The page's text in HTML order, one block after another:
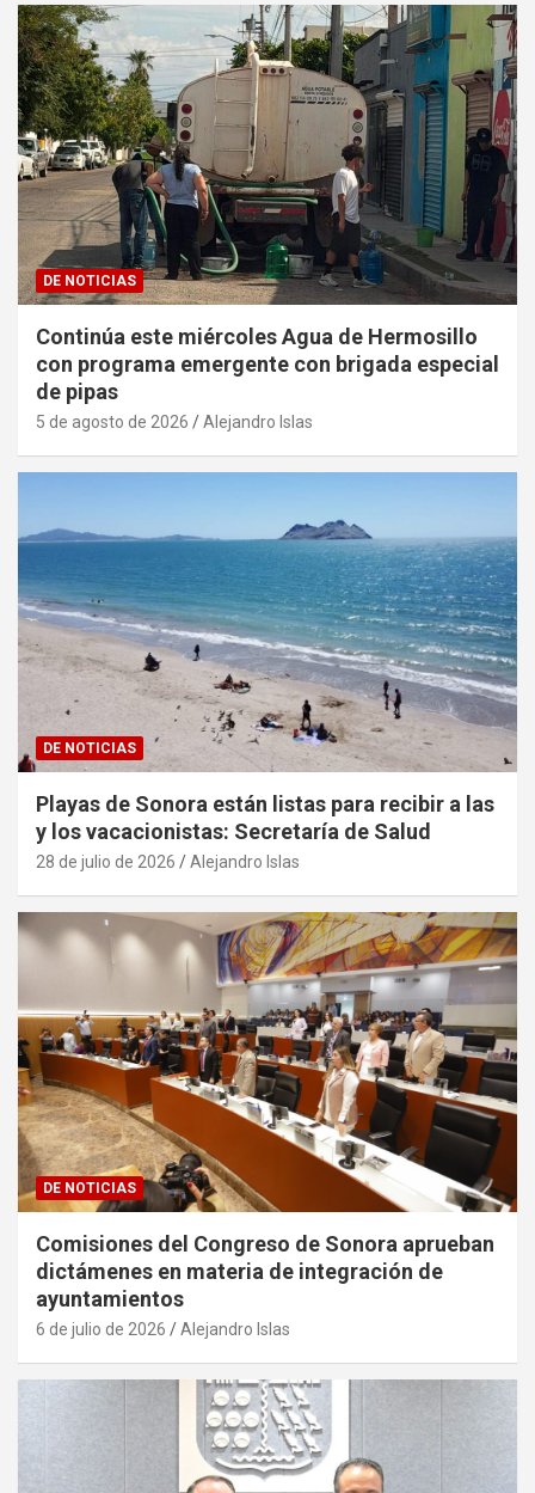
DE NOTICIAS
Continúa este miércoles Agua de Hermosillo
con programa emergente con brigada especial
de pipas
5 de agosto de 2026 Alejandro Islas
DE NOTICIAS
Playas de Sonora están listas para recibir a las
y los vacacionistas: Secretaría de Salud
28 de julio de 2026 Alejandro Islas
DE NOTICIAS
Comisiones del Congreso de Sonora aprueban
dictámenes en materia de integración de
ayuntamientos
6 de julio de 2026 Alejandro Islas